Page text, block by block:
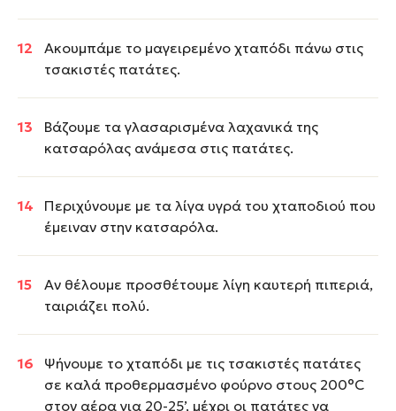
Ακουμπάμε το μαγειρεμένο χταπόδι πάνω στις
τσακιστές πατάτες.
Βάζουμε τα γλασαρισμένα λαχανικά της
κατσαρόλας ανάμεσα στις πατάτες.
Περιχύνουμε με τα λίγα υγρά του χταποδιού που
έμειναν στην κατσαρόλα.
Αν θέλουμε προσθέτουμε λίγη καυτερή πιπεριά,
ταιριάζει πολύ.
Ψήνουμε το χταπόδι με τις τσακιστές πατάτες
σε καλά προθερμασμένο φούρνο στους 200°C
στον αέρα για 20-25’, μέχρι οι πατάτες να